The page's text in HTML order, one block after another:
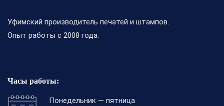
Уфимский производитель печатей и штампов.
Опыт работы с 2008 года.
Часы работы:
Понедельник — пятница